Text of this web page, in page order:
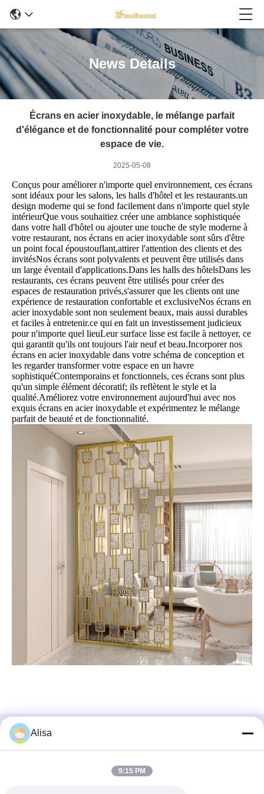
News Details
Écrans en acier inoxydable, le mélange parfait
d'élégance et de fonctionnalité pour compléter votre
espace de vie.
2025-05-08
Conçus pour améliorer n'importe quel environnement, ces écrans
sont idéaux pour les salons, les halls d'hôtel et les restaurants.un
design moderne qui se fond facilement dans n'importe quel style
intérieurQue vous souhaitiez créer une ambiance sophistiquée
dans votre hall d'hôtel ou ajouter une touche de style moderne à
votre restaurant, nos écrans en acier inoxydable sont sûrs d'être
un point focal époustouflant,attirer l'attention des clients et des
invitésNos écrans sont polyvalents et peuvent être utilisés dans
un large éventail d'applications.Dans les halls des hôtelsDans les
restaurants, ces écrans peuvent être utilisés pour créer des
espaces de restauration privés,s'assurer que les clients ont une
expérience de restauration confortable et exclusiveNos écrans en
acier inoxydable sont non seulement beaux, mais aussi durables
et faciles à entretenir.ce qui en fait un investissement judicieux
pour n'importe quel lieuLeur surface lisse est facile à nettoyer, ce
qui garantit qu'ils ont toujours l'air neuf et beau.Incorporer nos
écrans en acier inoxydable dans votre schéma de conception et
les regarder transformer votre espace en un havre
sophistiquéContemporains et fonctionnels, ces écrans sont plus
qu'un simple élément décoratif; ils reflètent le style et la
qualité.Améliorez votre environnement aujourd'hui avec nos
exquis écrans en acier inoxydable et expérimentez le mélange
parfait de beauté et de fonctionnalité.
Contact rapide
Alisa
9:15 PM